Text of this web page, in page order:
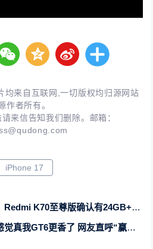
均来自互联网,一切版权均归源网站
作者所有。
来信告知我们删除。邮箱：
iPhone 17
K70至尊版确认有24GB+1TB版
真我GT6更香了 网友直呼“赢麻了”